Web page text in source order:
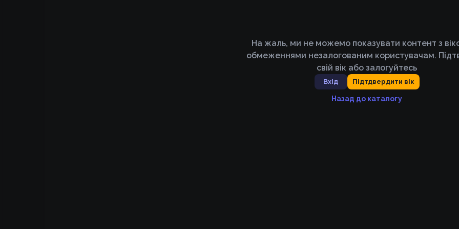
На жаль, ми не можемо показувати контент з
обмеженнями незалогованим користувачам.
свій вік або залогуйтесь
Вхід Підтдвердити вік
Назад до каталогу